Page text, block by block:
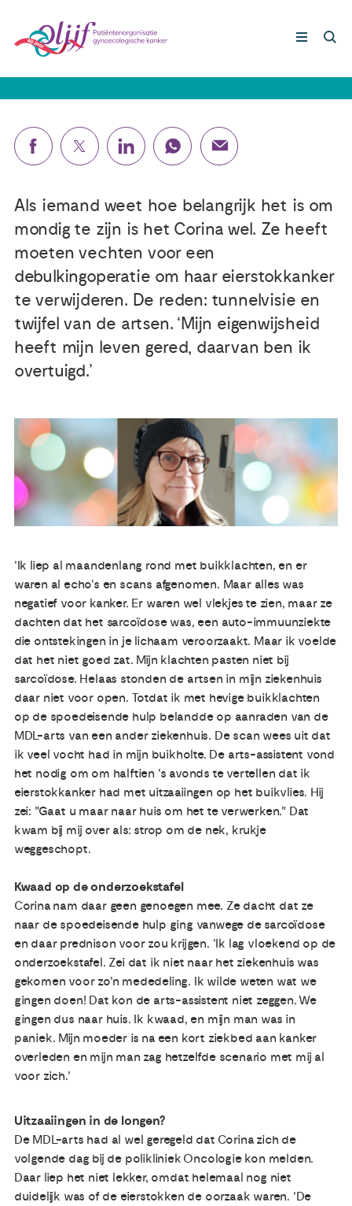
Nieuws
Agenda
Ervaringsdeskundigheid
Over ons
Contact
Lotgenoten
Leven met/na kanker
Steun ons
Corina (58): 'Als je voelt dat het niet
goed is, moet je doorvragen'
Als iemand weet hoe belangrijk het is om
mondig te zijn is het Corina wel. Ze heeft
moeten vechten voor een
debulkingoperatie om haar eierstokkanker
te verwijderen. De reden: tunnelvisie en
twijfel van de artsen. ‘Mijn eigenwijsheid
heeft mijn leven gered, daarvan ben ik
overtuigd.’
'Ik liep al maandenlang rond met buikklachten, en er
waren al echo's en scans afgenomen. Maar alles was
negatief voor kanker. Er waren wel vlekjes te zien, maar ze
dachten dat het sarcoïdose was, een auto-immuunziekte
die ontstekingen in je lichaam veroorzaakt. Maar ik voelde
dat het niet goed zat. Mijn klachten pasten niet bij
sarcoïdose. Helaas stonden de artsen in mijn ziekenhuis
daar niet voor open. Totdat ik met hevige buikklachten
op de spoedeisende hulp belandde op aanraden van de
MDL-arts van een ander ziekenhuis. De scan wees uit dat
ik veel vocht had in mijn buikholte. De arts-assistent vond
het nodig om om halftien 's avonds te vertellen dat ik
eierstokkanker had met uitzaaiingen op het buikvlies. Hij
zei: "Gaat u maar naar huis om het te verwerken." Dat
kwam bij mij over als: strop om de nek, krukje
weggeschopt.
Kwaad op de onderzoekstafel
Corina nam daar geen genoegen mee. Ze dacht dat ze
naar de spoedeisende hulp ging vanwege de sarcoïdose
en daar prednison voor zou krijgen. 'Ik lag vloekend op de
onderzoekstafel. Zei dat ik niet naar het ziekenhuis was
gekomen voor zo'n mededeling. Ik wilde weten wat we
gingen doen! Dat kon de arts-assistent niet zeggen. We
gingen dus naar huis. Ik kwaad, en mijn man was in
paniek. Mijn moeder is na een kort ziekbed aan kanker
overleden en mijn man zag hetzelfde scenario met mij al
voor zich.'
Uitzaaiingen in de longen?
De MDL-arts had al wel geregeld dat Corina zich de
volgende dag bij de polikliniek Oncologie kon melden.
Daar liep het niet lekker, omdat helemaal nog niet
duidelijk was of de eierstokken de oorzaak waren. 'De